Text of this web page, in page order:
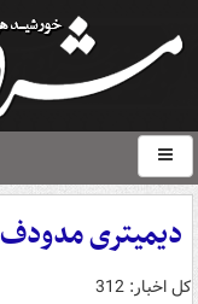
دیمیتری مدودف
کل اخبار: 312